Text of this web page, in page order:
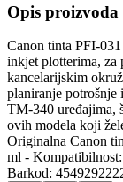
Opis proizvoda
Canon tinta PFI-
inkjet plotterima, za
kancelarijskim
planiranje
TM-340 uređajima,
ovih modela koji
Originalna Canon
ml -
Barkod: